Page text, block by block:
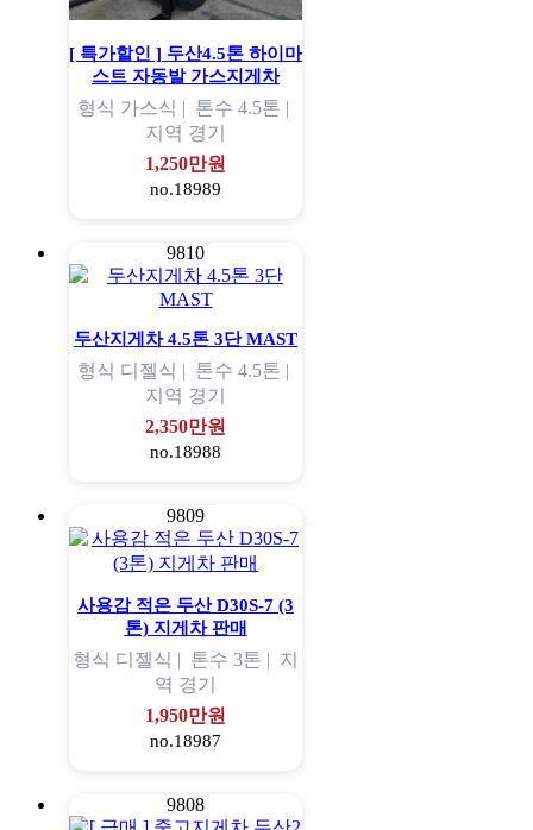
[ 특가할인 ] 두산4.5톤 하이마
스트 자동발 가스지게차
형식 가스식 | 톤수 4.5톤 |
지역 경기
1,250만원
no.18989
9810
두산지게차 4.5톤 3단 MAST
형식 디젤식 | 톤수 4.5톤 |
지역 경기
2,350만원
no.18988
9809
사용감 적은 두산 D30S-7 (3
톤) 지게차 판매
형식 디젤식 | 톤수 3톤 | 지
역 경기
1,950만원
no.18987
9808